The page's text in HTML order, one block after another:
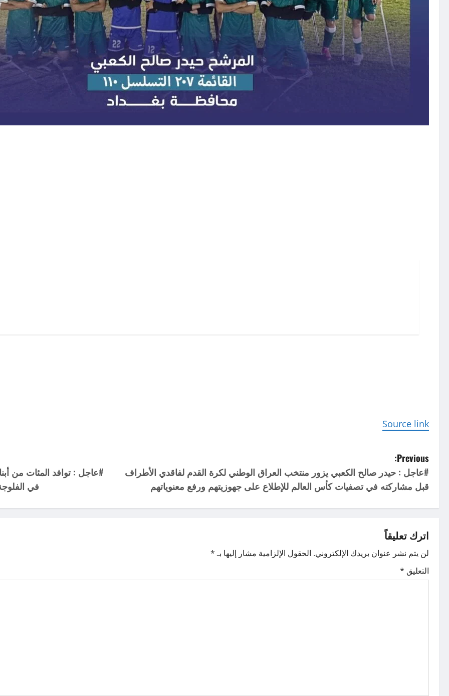
a
v
i
g
t
i
o
Source link
P
o
s
n
a
v
Previous:
#عاجل : حيدر صالح الكعبي يزور منتخب العراق الوطني لكرة القدم لفاقدي الأطراف
قبل مشاركته في تصفيات كأس العالم للإطلاع على جهوزيتهم ورفع معنوياتهم
#عاجل : توافد المئات من
في
اترك تعليقاً
لن يتم نشر عنوان بريدك الإلكتروني. الحقول الإلزامية مشار إليها بـ*
التعليق *